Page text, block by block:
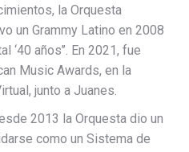
la Orquesta
un Grammy Latino en 2008
años’’. En 2021, fue
Music Awards, en la
junto a Juanes.
2013 la Orquesta dio un
como un Sistema de